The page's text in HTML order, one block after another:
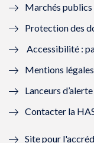
n
ê
t
r
e
)
Marchés publics
Protection des
Accessibilité :
Mentions légales
Lanceurs
Contacter la
Site pour